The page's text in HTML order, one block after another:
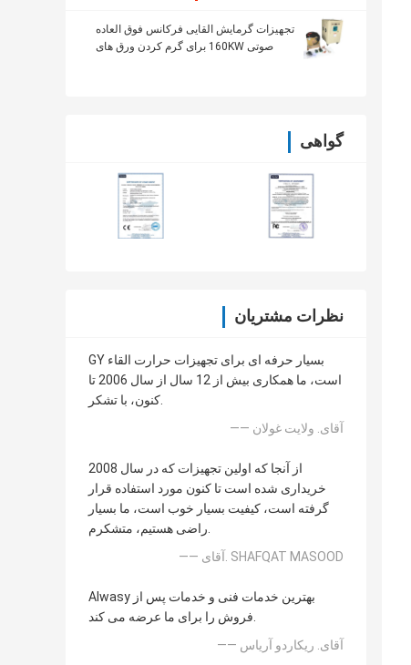
تجهیزات گرمایش القایی فرکانس فوق العاده
صوتی 160KW برای گرم کردن ورق های
گواهی
نظرات مشتریان
GY بسیار حرفه ای برای تجهیزات حرارت القاء
است، ما همکاری بیش از 12 سال از سال 2006 تا
کنون، با تشکر.
—— آقای. ولایت غولان
از آنجا که اولین تجهیزات که در سال 2008
خریداری شده است تا کنون مورد استفاده قرار
گرفته است، کیفیت بسیار خوب است، ما بسیار
راضی هستیم، متشکرم.
—— آقای. SHAFQAT MASOOD
Alwasy بهترین خدمات فنی و خدمات پس از
فروش را برای ما عرضه می کند.
—— آقای. ریکاردو آریاس